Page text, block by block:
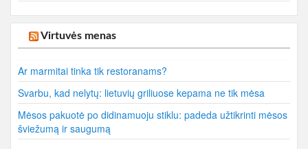
Virtuvės menas
Ar marmitai tinka tik restoranams?
Svarbu, kad nelytų: lietuvių griliuose kepama ne tik mėsa
Mėsos pakuotė po didinamuoju stiklu: padeda užtikrinti mėsos
šviežumą ir saugumą